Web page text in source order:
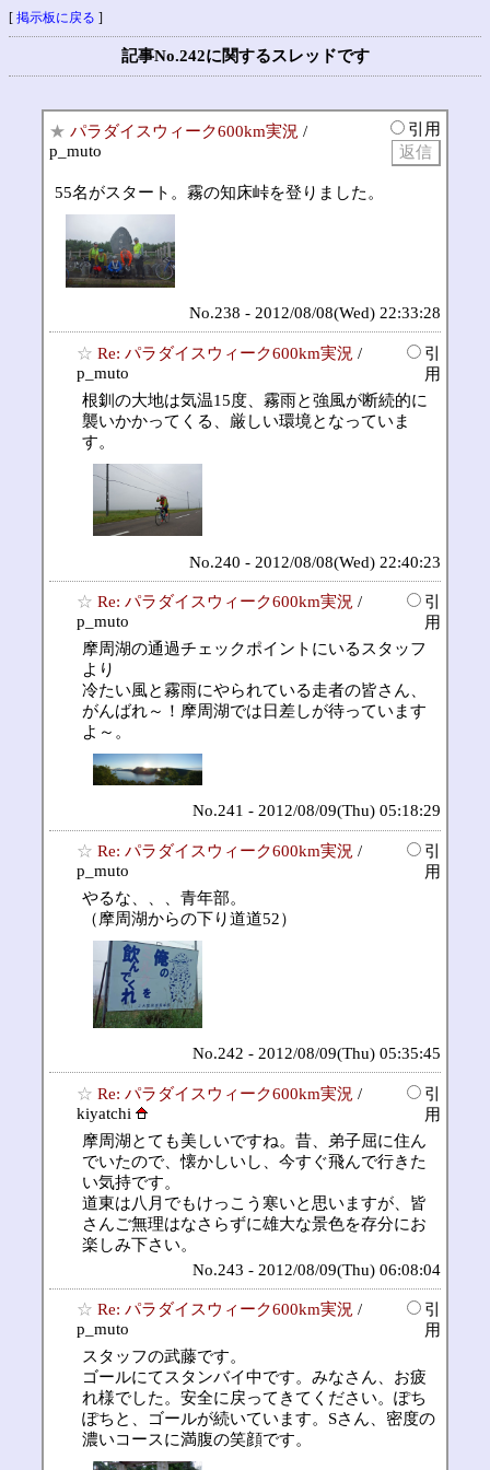
[ 掲示板に戻る ]
記事No.242に関するスレッドです
★ パラダイスウィーク600km実況 /
p_muto
引用
55名がスタート。霧の知床峠を登りました。
No.238 - 2012/08/08(Wed) 22:33:28
☆ Re: パラダイスウィーク600km実況 /
p_muto
引
用
根釧の大地は気温15度、霧雨と強風が断続的に
襲いかかってくる、厳しい環境となっていま
す。
No.240 - 2012/08/08(Wed) 22:40:23
☆ Re: パラダイスウィーク600km実況 /
p_muto
引
用
摩周湖の通過チェックポイントにいるスタッフ
より
冷たい風と霧雨にやられている走者の皆さん、
がんばれ～！摩周湖では日差しが待っています
よ～。
No.241 - 2012/08/09(Thu) 05:18:29
☆ Re: パラダイスウィーク600km実況 /
p_muto
引
用
やるな、、、青年部。
（摩周湖からの下り道道52）
No.242 - 2012/08/09(Thu) 05:35:45
☆ Re: パラダイスウィーク600km実況 /
kiyatchi
引
用
摩周湖とても美しいですね。昔、弟子屈に住ん
でいたので、懐かしいし、今すぐ飛んで行きた
い気持です。
道東は八月でもけっこう寒いと思いますが、皆
さんご無理はなさらずに雄大な景色を存分にお
楽しみ下さい。
No.243 - 2012/08/09(Thu) 06:08:04
☆ Re: パラダイスウィーク600km実況 /
p_muto
引
用
スタッフの武藤です。
ゴールにてスタンバイ中です。みなさん、お疲
れ様でした。安全に戻ってきてください。ぽち
ぽちと、ゴールが続いています。Sさん、密度の
濃いコースに満腹の笑顔です。